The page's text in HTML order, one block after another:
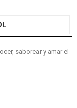
saborear y amar el